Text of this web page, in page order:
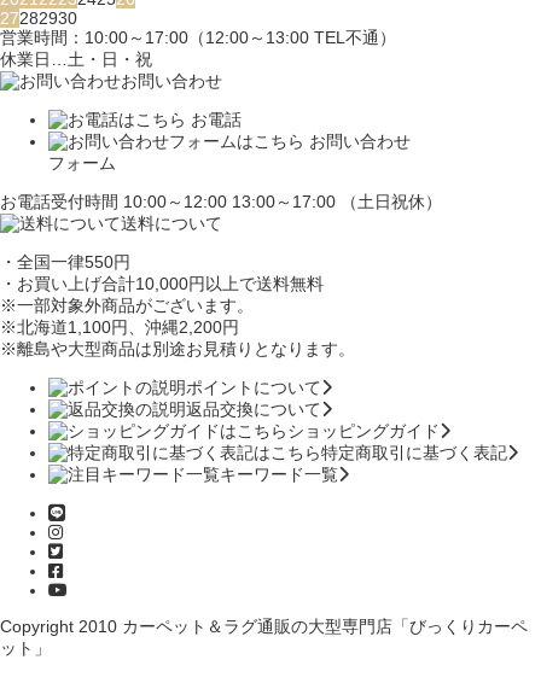
27282930
営業時間：10:00～17:00（12:00～13:00 TEL不通）
休業日…土・日・祝
お問い合わせ
お電話
お問い合わせ
フォーム
お電話受付時間 10:00～12:00 13:00～17:00 （土日祝休）
送料について
・全国一律550円
・お買い上げ合計10,000円 以上で送料無料
※一部対象外商品がございます。
※北海道1,100円、沖縄2,200円
※離島や大型商品は別途お見積りとなります。
ポイントについて
返品交換について
ショッピングガイド
特定商取引に基づく表記
キーワード一覧
Copyright 2010 カーペット＆ラグ通販の大型専門店「びっくりカーペ
ット」